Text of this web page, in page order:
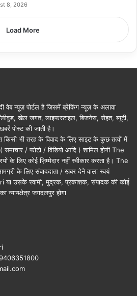
8, 2026
Load More
वेब न्यूज़ पोर्टल है जिसमें ब्रेकिंग न्यूज़ के अलावा
खेल जगत, लाइफस्टाइल, बिजनेस, सेहत, ब्यूटी,
पोस्ट की जाती है।
किसी भी तरह के विवाद के लिए साइट के कुछ तत्वों में
( समाचार / फोटो / विडियो आदि ) शामिल होगी The
के लिए कोई ज़िम्मेदार नहीं स्वीकार करता है। The
के लिए संवाददाता / खबर देने वाला स्वयं
या उसके स्वामी, मुद्रक, प्रकाशक, संपादक की कोई
का न्यायक्षेत्र जगदलपुर होगा